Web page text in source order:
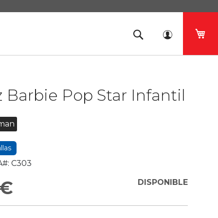
Barbie Pop Star Infantil
C303
DISPONIBLE